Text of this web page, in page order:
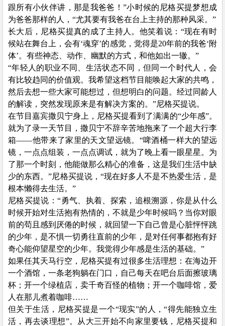
跟所有小伙伴讲，那是我爸爸！”小时候的尼格买提梦想成
为爸爸那样的人，“尤其要有我爸在台上主持的那种风采。”
长大后，尼格买提真的成了主持人。他笑着说： “现在有时
候站在舞台上，会有‘魂穿’的感觉，觉得是20年前的我爸‘附
体’。有些神态、动作、幽默的方式，和他如出一辙。”
“年轻人的职业不同、生活状态不同，但同一个时代人，会
有比较趋同的价值观。我希望这档节目能唤起大家的共鸣，
然后去想一些大家可能想过，但想明白的问题。经过同龄人
的解读，突然发现原来是有解决方案的。”尼格买提说。
在节目嘉宾撒贝宁身上，尼格买提看到了满满的“少年感”。
就为了录一天节目，撒贝宁不辞辛苦地拖来了一个超大行李
箱——他带来了家里的天文望远镜。“啤酒桶一样大的望远
镜，一点点组装，一点点调试，就为了晚上看一眼星星。为
了那一个时刻，他能做那么精心的准备，这是我们生活中缺
少的东西。”尼格买提说，“现在好多人不是不热爱生活，是
根本懒得去生活。”
尼格买提说：“勇气、执着、探索，追根溯源，你是从什么
时候开始对生活抱有热情的，不就是少年时候吗？当你对眼
前的苟且感到厌倦的时候，就回望一下自己曾是心脏怦怦跳
的少年，是不惧一切勇往直前的少年，是对任何事都抱有好
奇心能仰望星空的少年。我觉得少年感是生活的基础。”
如果任其天马行空，尼格买提有过很多生活理想：在海边开
一个酒馆，一条老狗躺在门口，自己每天在吧台后面擦玻璃
杯；开一个绿植店，卖千奇百怪的植物；开一个咖啡馆，爱
人在那儿煮着咖啡……
但关于生活，尼格买提是一个“现实”的人，“得先能独立生
活，再去谈理想”。从大三开始不向家里要钱，尼格买提和